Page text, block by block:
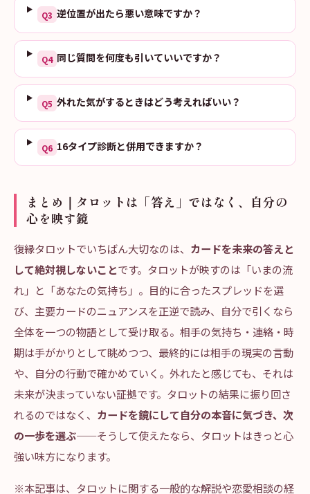
Q3 逆位置が出たら悪い意味ですか？
Q4 同じ質問を何度も引いていいですか？
Q5 外れた気がするときはどう考えればいい？
Q6 16タイプ診断と併用できますか？
まとめ｜タロットは「答え」ではなく、自分の
心を映す鏡
復縁タロットでいちばん大切なのは、 カードを未来の答えと
して絶対視しないことです。タロットが映すのは「いまの流
れ」と「あなたの気持ち」。目的に合ったスプレッドを選
び、主要カードのニュアンスを正逆で読み、自分で引くなら
全体を一つの物語として受け取る。相手の気持ち・連絡・時
期は手がかりとして眺めつつ、最終的には相手の現実の言動
や、自分の行動で確かめていく。外れたと感じても、それは
未来が決まっていない証拠です。タロットの結果に振り回さ
れるのではなく、 カードを鏡にして自分の本音に気づき、次
の一歩を選ぶ——そうして使えたなら、タロットはきっと心
強い味方になります。
※本記事は、タロットに関する一般的な解説や恋愛相談の経